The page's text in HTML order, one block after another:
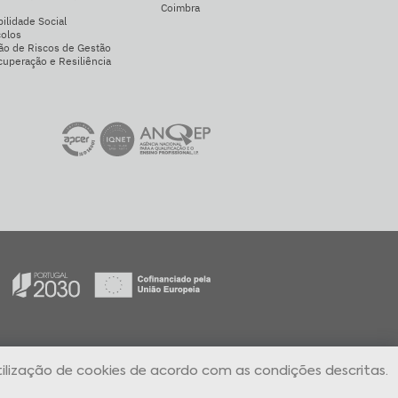
Social
de Riscos de Gestão
e Resiliência
Coimbra
de cookies de acordo com as condições descritas.